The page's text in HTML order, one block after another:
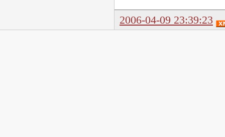
2006-04-09 23:39:23